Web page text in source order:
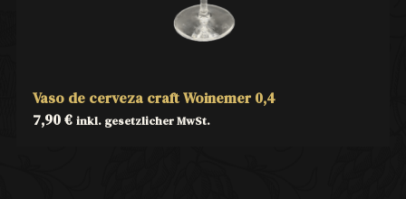
Vaso de cerveza craft Woinemer 0,4
7,90€ inkl. gesetzlicher MwSt.